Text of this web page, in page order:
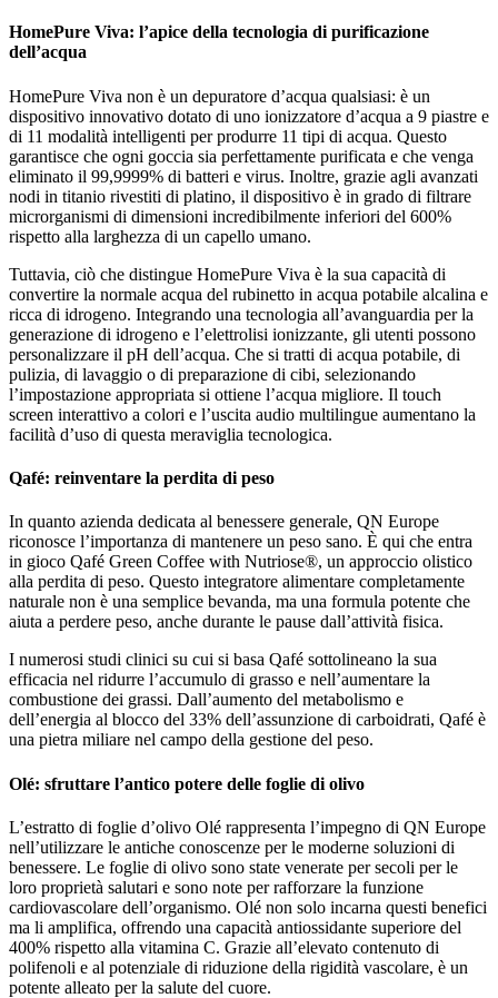
HomePure Viva: l’apice della tecnologia di purificazione
dell’acqua
HomePure Viva non è un depuratore d’acqua qualsiasi: è un
dispositivo innovativo dotato di uno ionizzatore d’acqua a 9 piastre e
di 11 modalità intelligenti per produrre 11 tipi di acqua. Questo
garantisce che ogni goccia sia perfettamente purificata e che venga
eliminato il 99,9999% di batteri e virus. Inoltre, grazie agli avanzati
nodi in titanio rivestiti di platino, il dispositivo è in grado di filtrare
microrganismi di dimensioni incredibilmente inferiori del 600%
rispetto alla larghezza di un capello umano.
Tuttavia, ciò che distingue HomePure Viva è la sua capacità di
convertire la normale acqua del rubinetto in acqua potabile alcalina e
ricca di idrogeno. Integrando una tecnologia all’avanguardia per la
generazione di idrogeno e l’elettrolisi ionizzante, gli utenti possono
personalizzare il pH dell’acqua. Che si tratti di acqua potabile, di
pulizia, di lavaggio o di preparazione di cibi, selezionando
l’impostazione appropriata si ottiene l’acqua migliore. Il touch
screen interattivo a colori e l’uscita audio multilingue aumentano la
facilità d’uso di questa meraviglia tecnologica.
Qafé: reinventare la perdita di peso
In quanto azienda dedicata al benessere generale, QN Europe
riconosce l’importanza di mantenere un peso sano. È qui che entra
in gioco Qafé Green Coffee with Nutriose®, un approccio olistico
alla perdita di peso. Questo integratore alimentare completamente
naturale non è una semplice bevanda, ma una formula potente che
aiuta a perdere peso, anche durante le pause dall’attività fisica.
I numerosi studi clinici su cui si basa Qafé sottolineano la sua
efficacia nel ridurre l’accumulo di grasso e nell’aumentare la
combustione dei grassi. Dall’aumento del metabolismo e
dell’energia al blocco del 33% dell’assunzione di carboidrati, Qafé è
una pietra miliare nel campo della gestione del peso.
Olé: sfruttare l’antico potere delle foglie di olivo
L’estratto di foglie d’olivo Olé rappresenta l’impegno di QN Europe
nell’utilizzare le antiche conoscenze per le moderne soluzioni di
benessere. Le foglie di olivo sono state venerate per secoli per le
loro proprietà salutari e sono note per rafforzare la funzione
cardiovascolare dell’organismo. Olé non solo incarna questi benefici
ma li amplifica, offrendo una capacità antiossidante superiore del
400% rispetto alla vitamina C. Grazie all’elevato contenuto di
polifenoli e al potenziale di riduzione della rigidità vascolare, è un
potente alleato per la salute del cuore.